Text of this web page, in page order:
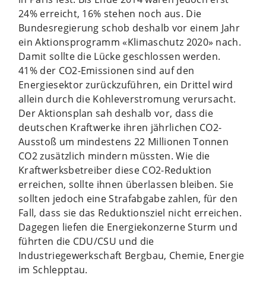
24% erreicht, 16% stehen noch aus. Die
Bundesregierung schob deshalb vor einem Jahr
ein Aktionsprogramm «Klimaschutz 2020» nach.
Damit sollte die Lücke geschlossen werden.
41% der CO2-Emissionen sind auf den
Energiesektor zurückzuführen, ein Drittel wird
allein durch die Kohleverstromung verursacht.
Der Aktionsplan sah deshalb vor, dass die
deutschen Kraftwerke ihren jährlichen CO2-
Ausstoß um mindestens 22 Millionen Tonnen
CO2 zusätzlich mindern müssten. Wie die
Kraftwerksbetreiber diese CO2-Reduktion
erreichen, sollte ihnen überlassen bleiben. Sie
sollten jedoch eine Strafabgabe zahlen, für den
Fall, dass sie das Reduktionsziel nicht erreichen.
Dagegen liefen die Energiekonzerne Sturm und
führten die CDU/CSU und die
Industriegewerkschaft Bergbau, Chemie, Energie
im Schlepptau.